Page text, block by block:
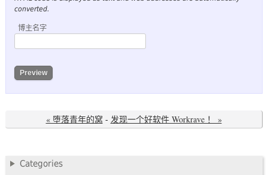
converted.
博主名字
« 堕落青年的窝 - 发现一个好软件 Workrave ！ »
Categories